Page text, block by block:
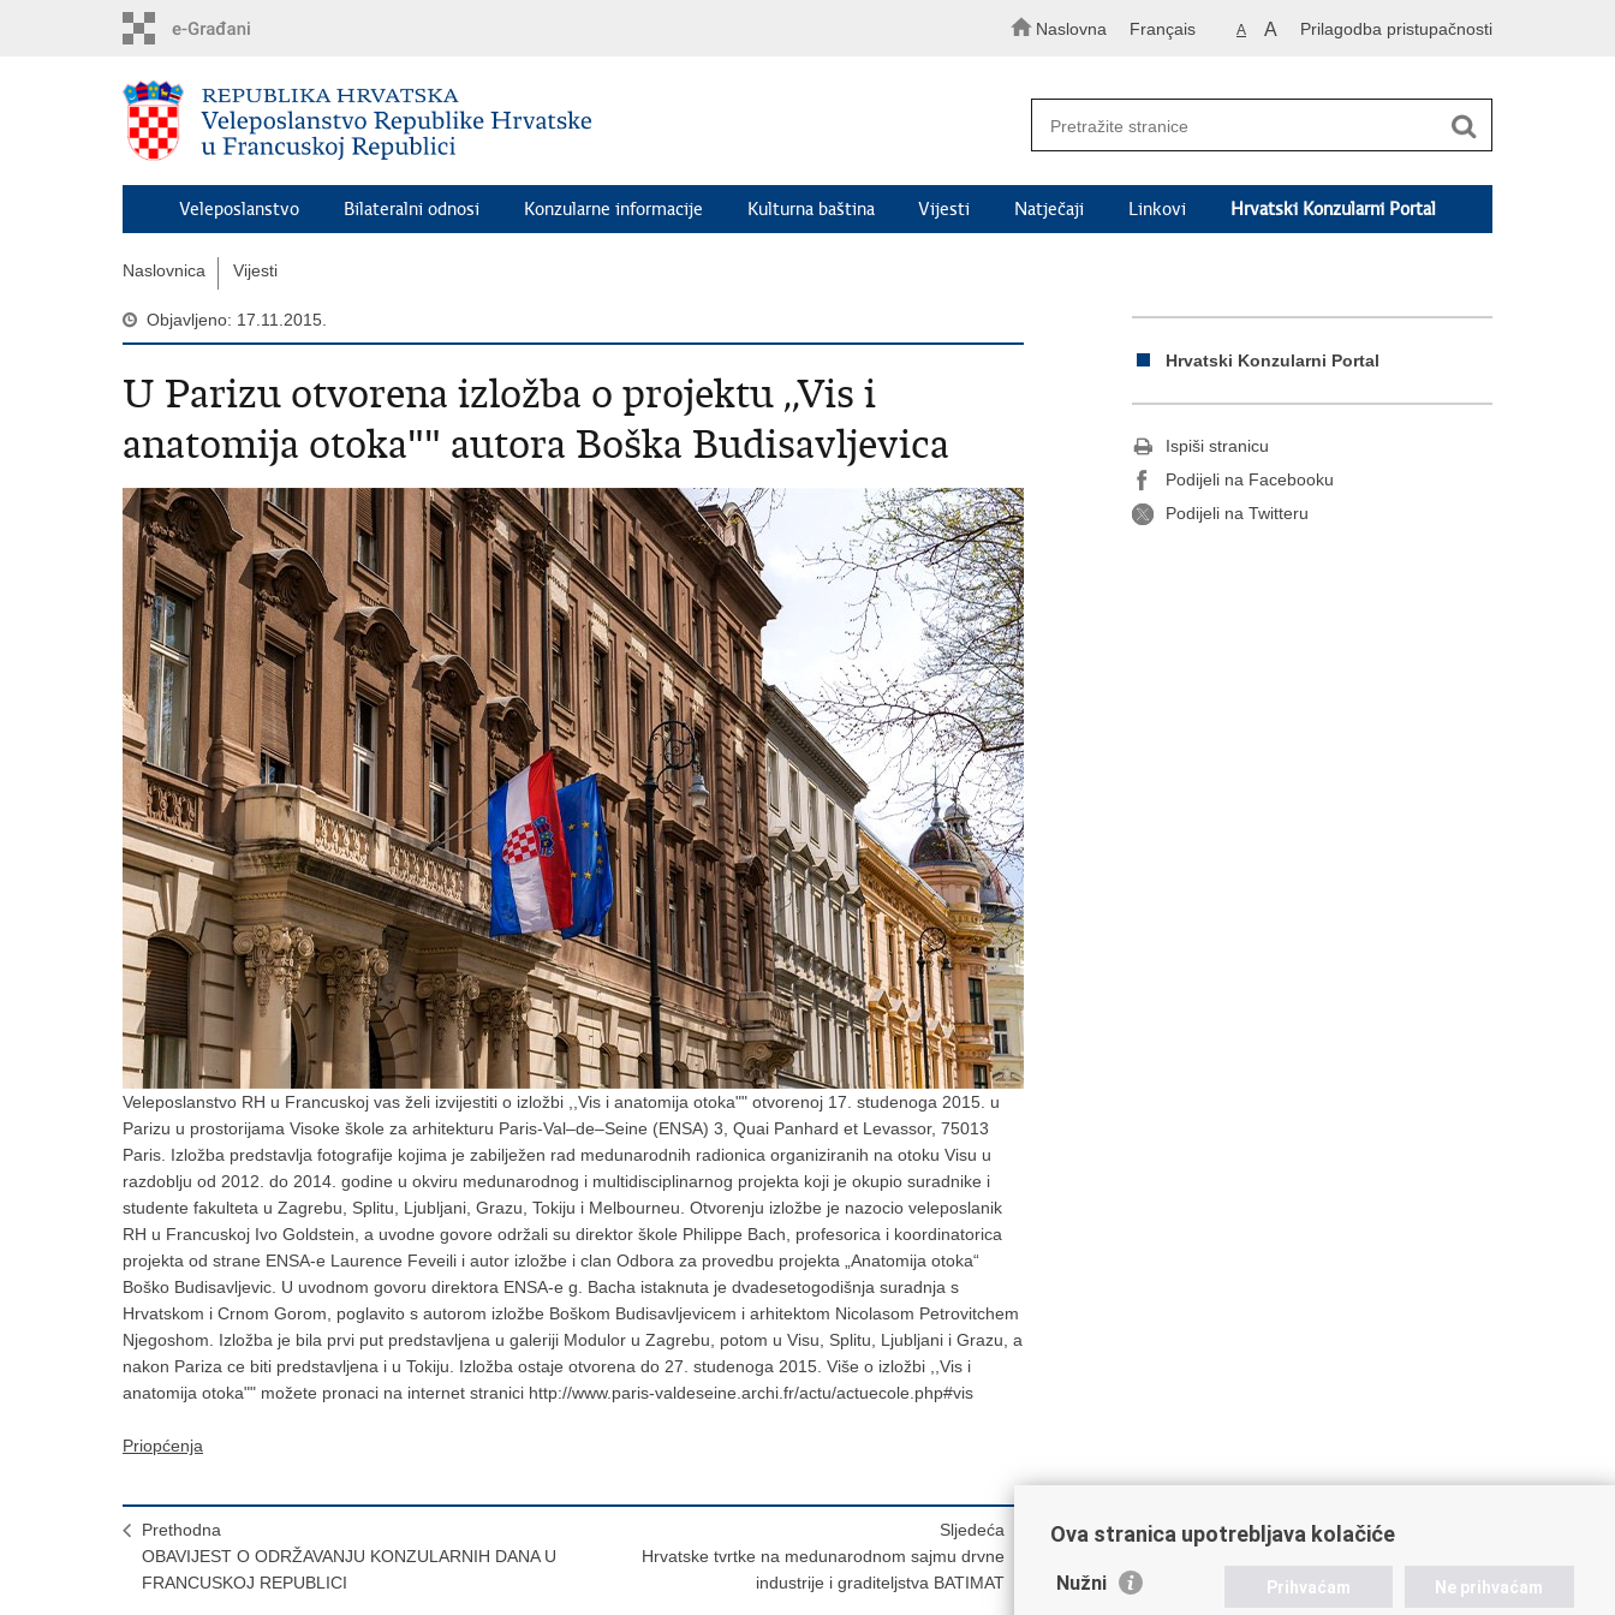
Naslovna Français A A Prilagodba pristupačnosti
Veleposlanstvo Bilateralni odnosi Konzularne informacije Kulturna baština Vijesti Natječaji Linkovi Hrvatski Konzularni Portal
Naslovnica Vijesti
Objavljeno: 17.11.2015.
U Parizu otvorena izložba o projektu ,,Vis i
anatomija otoka"" autora Boška Budisavljevica
Veleposlanstvo RH u Francuskoj vas želi izvijestiti o izložbi ,,Vis i anatomija otoka"" otvorenoj 17. studenoga 2015. u
Parizu u prostorijama Visoke škole za arhitekturu Paris-Val–de–Seine (ENSA) 3, Quai Panhard et Levassor, 75013
Paris. Izložba predstavlja fotografije kojima je zabilježen rad medunarodnih radionica organiziranih na otoku Visu u
razdoblju od 2012. do 2014. godine u okviru medunarodnog i multidisciplinarnog projekta koji je okupio suradnike i
studente fakulteta u Zagrebu, Splitu, Ljubljani, Grazu, Tokiju i Melbourneu. Otvorenju izložbe je nazocio veleposlanik
RH u Francuskoj Ivo Goldstein, a uvodne govore održali su direktor škole Philippe Bach, profesorica i koordinatorica
projekta od strane ENSA-e Laurence Feveili i autor izložbe i clan Odbora za provedbu projekta „Anatomija otoka“
Boško Budisavljevic. U uvodnom govoru direktora ENSA-e g. Bacha istaknuta je dvadesetogodišnja suradnja s
Hrvatskom i Crnom Gorom, poglavito s autorom izložbe Boškom Budisavljevicem i arhitektom Nicolasom Petrovitchem
Njegoshom. Izložba je bila prvi put predstavljena u galeriji Modulor u Zagrebu, potom u Visu, Splitu, Ljubljani i Grazu, a
nakon Pariza ce biti predstavljena i u Tokiju. Izložba ostaje otvorena do 27. studenoga 2015. Više o izložbi ,,Vis i
anatomija otoka"" možete pronaci na internet stranici http://www.paris-valdeseine.archi.fr/actu/actuecole.php#vis
Priopćenja
Prethodna
OBAVIJEST O ODRŽAVANJU KONZULARNIH DANA U
FRANCUSKOJ REPUBLICI
Sljedeća
Hrvatske tvrtke na medunarodnom sajmu drvne
industrije i graditeljstva BATIMAT
Hrvatski Konzularni Portal
Ispiši stranicu
Podijeli na Facebooku
Podijeli na Twitteru
Ova stranica upotrebljava kolačiće
Nužni Prihvaćam Ne prihvaćam